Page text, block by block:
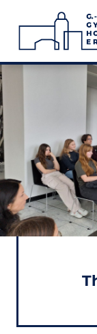
Inhalt
springen